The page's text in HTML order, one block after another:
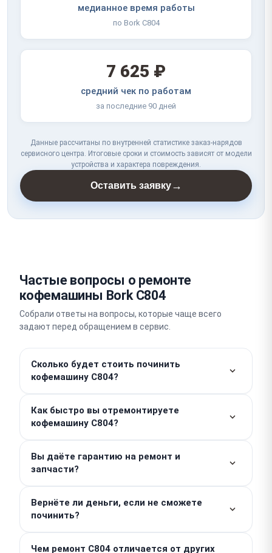
медианное время работы
по Bork C804
7 625 ₽
средний чек по работам
за последние 90 дней
Данные рассчитаны по внутренней статистике заказ-нарядов
сервисного центра. Итоговые сроки и стоимость зависят от модели
устройства и характера повреждения.
Оставить заявку→
Частые вопросы о ремонте
кофемашины Bork C804
Собрали ответы на вопросы, которые чаще всего
задают перед обращением в сервис.
Сколько будет стоить починить
кофемашину C804?
от характера поломки и необходимых запчастей,
поэтому точную сумму мы назовем после
бесплатной диагностики. Мы работаем честно и
не практикуем скрытые доплаты.
Как быстро вы отремонтируете
кофемашину C804?
обращения, зачастую за 1–2 часа. Если требуется
сложный ремонт, срок выполнения составит 3–5
дней.
Вы даёте гарантию на ремонт и
запчасти?
выполненные работы и установленные детали.
Для активации гарантии достаточно сохранить
выданный вам заказ-наряд или чек.
Вернёте ли деньги, если не сможете
починить?
Чем ремонт C804 отличается от других